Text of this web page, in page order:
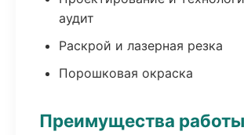
аудит
Раскрой и лазерная резка
Порошковая окраска
Преимущества